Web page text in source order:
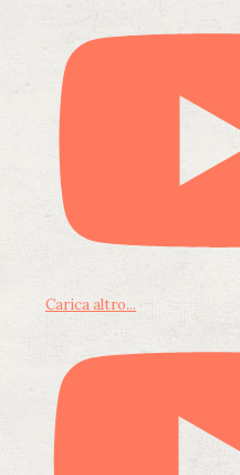
Carica altro...